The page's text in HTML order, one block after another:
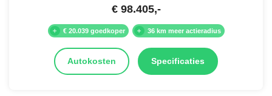
€ 1.976,-
KRIJT METALLIC
€ 98.405,-
€ 20.039 goedkoper 36 km meer actieradius
Autokosten Specificaties